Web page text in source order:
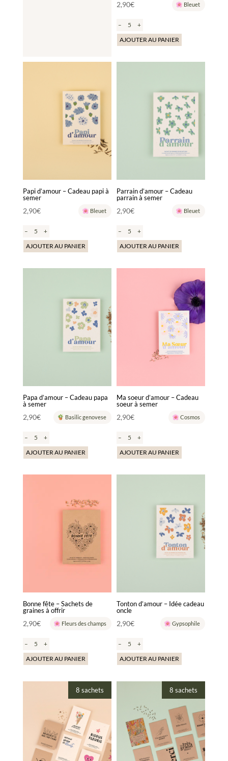
2,90€ Bleuet
–
+
AJOUTER AU PANIER
Papi d’amour – Cadeau papi à
semer
2,90€ Bleuet
–
+
AJOUTER AU PANIER
Parrain d’amour – Cadeau
parrain à semer
2,90€ Bleuet
–
+
AJOUTER AU PANIER
Papa d’amour – Cadeau papa
à semer
2,90€ Basilic genovese
–
+
AJOUTER AU PANIER
Ma soeur d’amour – Cadeau
soeur à semer
2,90€ Cosmos
–
+
AJOUTER AU PANIER
Bonne fête – Sachets de
graines à offrir
2,90€ Fleurs des champs
–
+
AJOUTER AU PANIER
Tonton d’amour – Idée cadeau
oncle
2,90€ Gypsophile
–
+
AJOUTER AU PANIER
8 sachets 8 sachets